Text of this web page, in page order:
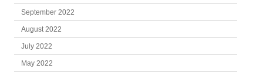
September 2022
August 2022
July 2022
May 2022